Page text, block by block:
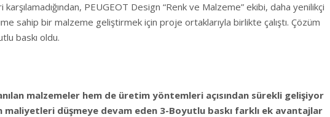
PEUGEOT Design “Renk ve Malzeme” ekibi, daha yenilikçi
sahip bir malzeme geliştirmek için proje ortaklarıyla birlikte çalıştı. Çözüm
baskı oldu.
malzemeler hem de üretim yöntemleri açısından sürekli gelişiyor
maliyetleri düşmeye devam eden 3-Boyutlu baskı farklı ek avantajlar